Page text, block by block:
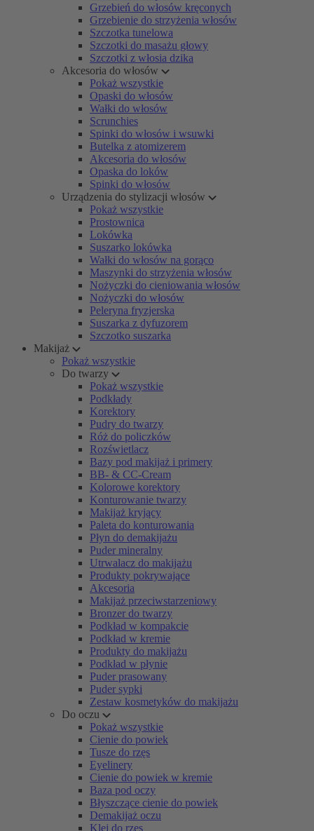
Grzebień do włosów kręconych
Grzebienie do strzyżenia włosów
Szczotka tunelowa
Szczotki do masażu głowy
Szczotki z włosia dzika
Akcesoria do włosów
Pokaż wszystkie
Opaski do włosów
Wałki do włosów
Scrunchies
Spinki do włosów i wsuwki
Butelka z atomizerem
Akcesoria do włosów
Opaska do loków
Spinki do włosów
Urządzenia do stylizacji włosów
Pokaż wszystkie
Prostownica
Lokówka
Suszarko lokówka
Wałki do włosów na gorąco
Maszynki do strzyżenia włosów
Nożyczki do cieniowania włosów
Nożyczki do włosów
Peleryna fryzjerska
Suszarka z dyfuzorem
Szczotko suszarka
Makijaż
Pokaż wszystkie
Do twarzy
Pokaż wszystkie
Podkłady
Korektory
Pudry do twarzy
Róż do policzków
Rozświetlacz
Bazy pod makijaż i primery
BB- & CC-Cream
Kolorowe korektory
Konturowanie twarzy
Makijaż kryjący
Paleta do konturowania
Płyn do demakijażu
Puder mineralny
Utrwalacz do makijażu
Produkty pokrywające
Akcesoria
Makijaż przeciwstarzeniowy
Bronzer do twarzy
Podkład w kompakcie
Podkład w kremie
Produkty do makijażu
Podkład w płynie
Puder prasowany
Puder sypki
Zestaw kosmetyków do makijażu
Do oczu
Pokaż wszystkie
Cienie do powiek
Tusze do rzęs
Eyelinery
Cienie do powiek w kremie
Baza pod oczy
Błyszczące cienie do powiek
Demakijaż oczu
Klej do rzęs